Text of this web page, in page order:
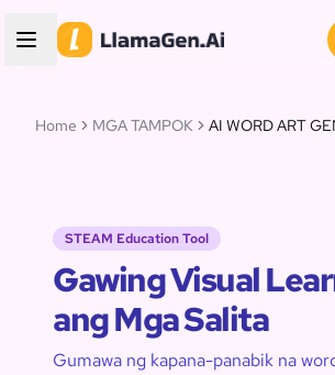
Home MGA TAMPOK AI WORD ART
STEAM Education Tool
Gawing Visual
ang Mga Salita
Gumawa ng kapana-panabik na